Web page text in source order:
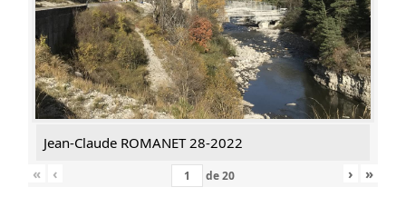
Jean-Claude ROMANET 28-2022
«
‹ de20 › »